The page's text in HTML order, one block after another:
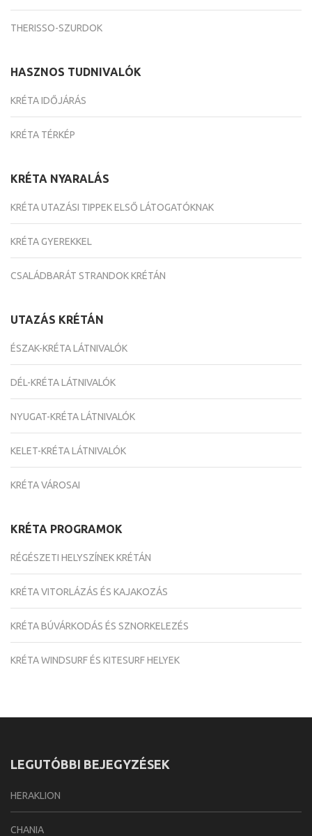
THERISSO-SZURDOK
HASZNOS TUDNIVALÓK
KRÉTA IDŐJÁRÁS
KRÉTA TÉRKÉP
KRÉTA NYARALÁS
KRÉTA UTAZÁSI TIPPEK ELSŐ LÁTOGATÓKNAK
KRÉTA GYEREKKEL
CSALÁDBARÁT STRANDOK KRÉTÁN
UTAZÁS KRÉTÁN
ÉSZAK-KRÉTA LÁTNIVALÓK
DÉL-KRÉTA LÁTNIVALÓK
NYUGAT-KRÉTA LÁTNIVALÓK
KELET-KRÉTA LÁTNIVALÓK
KRÉTA VÁROSAI
KRÉTA PROGRAMOK
RÉGÉSZETI HELYSZÍNEK KRÉTÁN
KRÉTA VITORLÁZÁS ÉS KAJAKOZÁS
KRÉTA BÚVÁRKODÁS ÉS SZNORKELEZÉS
KRÉTA WINDSURF ÉS KITESURF HELYEK
LEGUTÓBBI BEJEGYZÉSEK
HERAKLION
CHANIA